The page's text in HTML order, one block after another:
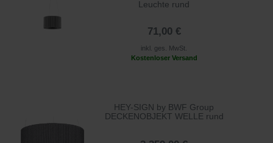
Leuchte rund
71,00 €
inkl. ges. MwSt.
Kostenloser Versand
HEY-SIGN by BWF Group
DECKENOBJEKT WELLE rund